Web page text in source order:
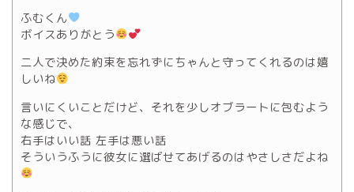
ふむくん
ボイスありがとう
二人で決めた約束を忘れずにちゃんと守ってくれるのは嬉
しいね
言いにくいことだけど、それを少しオブラートに包むよう
な感じで、
右手はいい話 左手は悪い話
そういうふうに彼女に選ばせてあげるのはやさしさだよね